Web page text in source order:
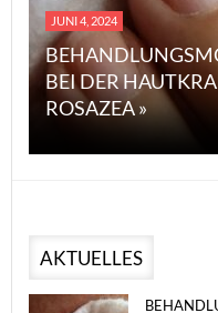
JUNI 4, 2024
BEI DER
ROSAZEA »
AKTUELLES